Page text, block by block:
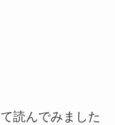
読んでみました